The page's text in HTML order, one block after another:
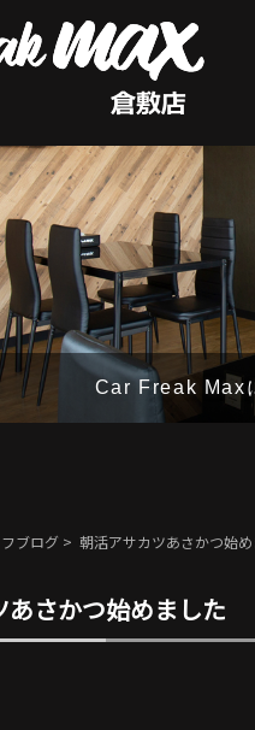
Car Freak Max
ブログ > 朝活アサカツあさかつ始め
さかつ始めました